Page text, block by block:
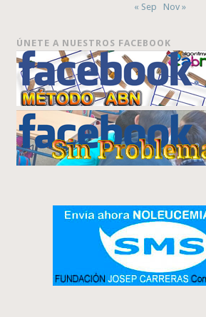
« Sep Nov »
ÚNETE A NUESTROS FACEBOOK